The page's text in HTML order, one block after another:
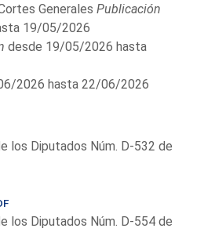
GeneralesPublicación
19/05/2026
desde 19/05/2026 hasta
2026 hasta 22/06/2026
los Diputados Núm. D-532 de
los Diputados Núm. D-554 de